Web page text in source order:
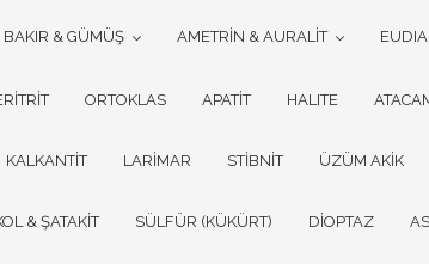
BAKIR & GÜMÜŞ AMETRİN & AURALİT
ORTOKLAS APATİT HALITE
KALKANTİT LARİMAR STİBNİT ÜZÜM AKİK
& ŞATAKİT SÜLFÜR (KÜKÜRT) DİOPTAZ